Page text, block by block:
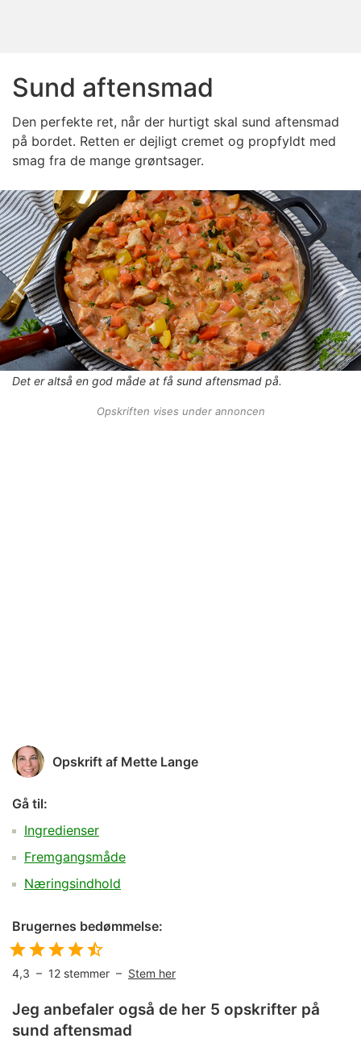
Sund aftensmad
Den perfekte ret, når der hurtigt skal sund aftensmad
på bordet. Retten er dejligt cremet og propfyldt med
smag fra de mange grøntsager.
Det er altså en god måde at få sund aftensmad på.
Opskriften vises under annoncen
Opskrift af Mette Lange
Gå til:
Ingredienser
Fremgangsmåde
Næringsindhold
Brugernes bedømmelse:
4,3 – 12 stemmer – Stem her
Jeg anbefaler også de her 5 opskrifter på
sund aftensmad